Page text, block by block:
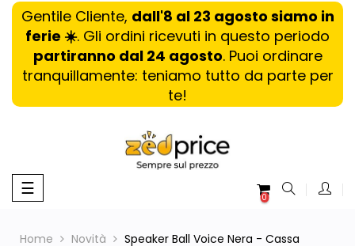
Gentile Cliente, dall'8 al 23 agosto siamo in
ferie ☀️. Gli ordini ricevuti in questo periodo
partiranno dal 24 agosto. Puoi ordinare
tranquillamente: teniamo tutto da parte per
te!
navigazione
Toggle
☰ 0
Home Novità
Speaker Ball Voice Nera - Cassa